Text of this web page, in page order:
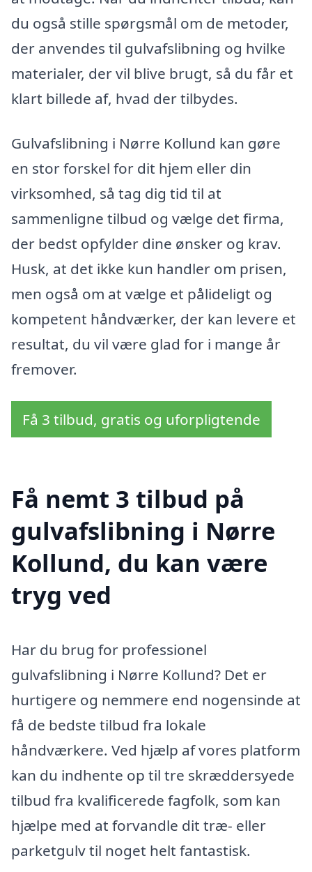
du også stille spørgsmål om de metoder,
der anvendes til gulvafslibning og hvilke
materialer, der vil blive brugt, så du får et
klart billede af, hvad der tilbydes.
Gulvafslibning i Nørre Kollund kan gøre
en stor forskel for dit hjem eller din
virksomhed, så tag dig tid til at
sammenligne tilbud og vælge det firma,
der bedst opfylder dine ønsker og krav.
Husk, at det ikke kun handler om prisen,
men også om at vælge et pålideligt og
kompetent håndværker, der kan levere et
resultat, du vil være glad for i mange år
fremover.
Få 3 tilbud, gratis og uforpligtende
Få nemt 3 tilbud på
gulvafslibning i Nørre
Kollund, du kan være
tryg ved
Har du brug for professionel
gulvafslibning i Nørre Kollund? Det er
hurtigere og nemmere end nogensinde at
få de bedste tilbud fra lokale
håndværkere. Ved hjælp af vores platform
kan du indhente op til tre skræddersyede
tilbud fra kvalificerede fagfolk, som kan
hjælpe med at forvandle dit træ- eller
parketgulv til noget helt fantastisk.